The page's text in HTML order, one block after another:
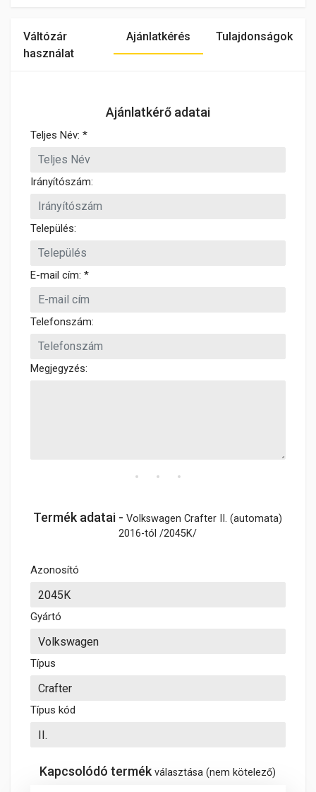
Váltózár
használat
Ajánlatkérés Tulajdonságok
Ajánlatkérő adatai
Teljes Név: *
Irányítószám:
Település:
E-mail cím: *
Telefonszám:
Megjegyzés:
Termék adatai -Volkswagen Crafter II. (automata)
2016-tól /2045K/
Azonosító
Gyártó
Típus
Típus kód
Kapcsolódó termékválasztása (nem kötelező)